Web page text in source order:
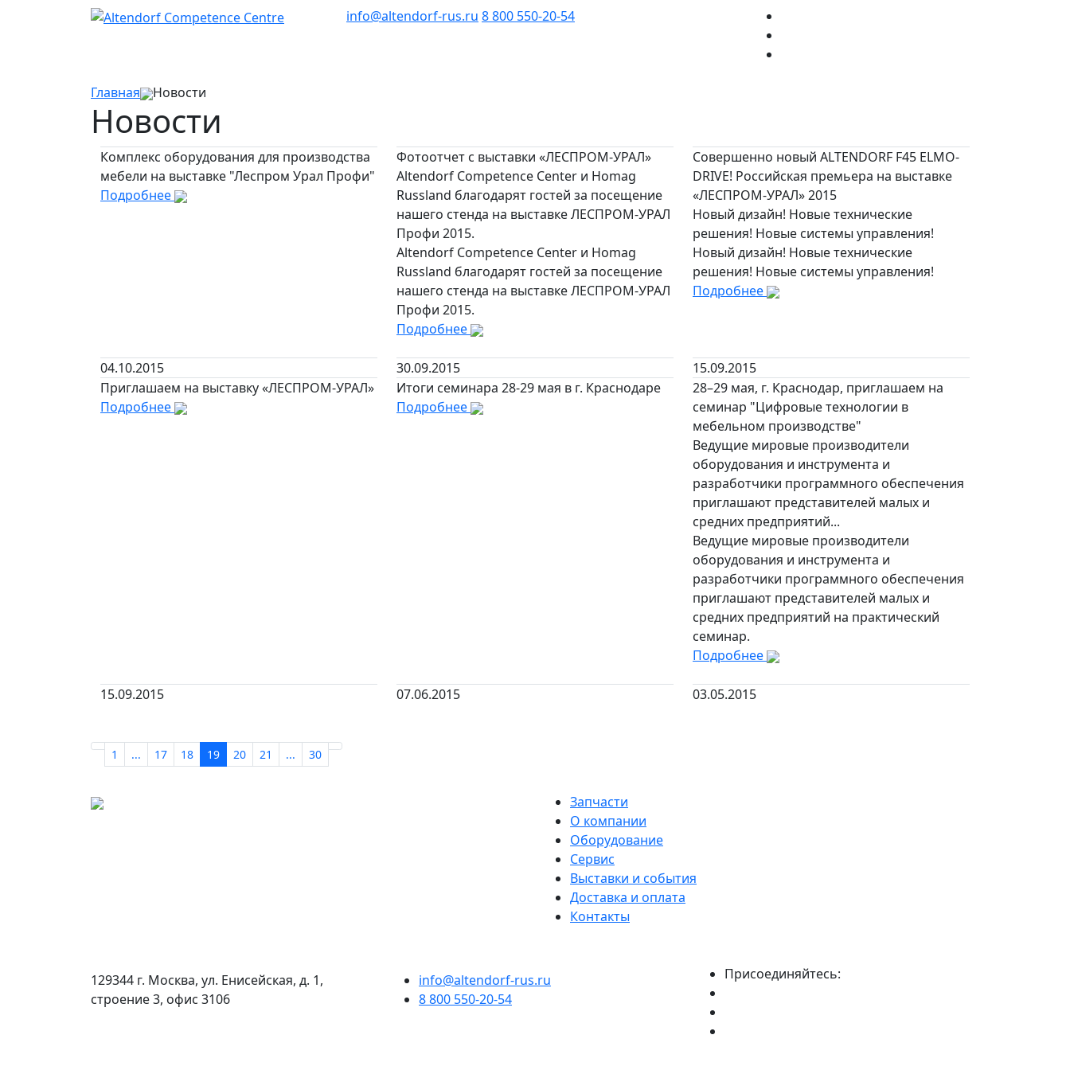
info@altendorf-rus.ru 8 800 550-20-54
Главная Новости
Новости
Комплекс оборудования для производства
мебели на выставке "Леспром Урал Профи"
Подробнее
04.10.2015
Фотоотчет с выставки «ЛЕСПРОМ-УРАЛ»
Altendorf Competence Center и Homag
Russland благодарят гостей за посещение
нашего стенда на выставке ЛЕСПРОМ-УРАЛ
Профи 2015.
Altendorf Competence Center и Homag
Russland благодарят гостей за посещение
нашего стенда на выставке ЛЕСПРОМ-УРАЛ
Профи 2015.
Подробнее
30.09.2015
Совершенно новый ALTENDORF F45 ELMO-
DRIVE! Российская премьера на выставке
«ЛЕСПРОМ-УРАЛ» 2015
Новый дизайн! Новые технические
решения! Новые системы управления!
Новый дизайн! Новые технические
решения! Новые системы управления!
Подробнее
15.09.2015
Приглашаем на выставку «ЛЕСПРОМ-УРАЛ»
Подробнее
15.09.2015
Итоги семинара 28-29 мая в г. Краснодаре
Подробнее
07.06.2015
28–29 мая, г. Краснодар, приглашаем на
семинар "Цифровые технологии в
мебельном производстве"
Ведущие мировые производители
оборудования и инструмента и
разработчики программного обеспечения
приглашают представителей малых и
средних предприятий...
Ведущие мировые производители
оборудования и инструмента и
разработчики программного обеспечения
приглашают представителей малых и
средних предприятий на практический
семинар.
Подробнее
03.05.2015
1 ... 17 18 19 20 21 ... 30
Запчасти
О компании
Оборудование
Сервис
Выставки и события
Доставка и оплата
Контакты
129344 г. Москва, ул. Енисейская, д. 1,
строение 3, офис 3106
info@altendorf-rus.ru
8 800 550-20-54
Присоединяйтесь: